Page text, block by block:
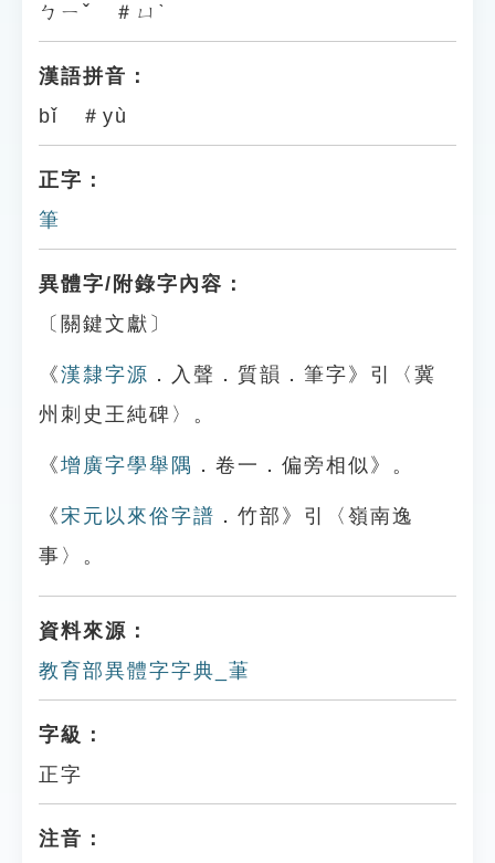
ㄅㄧˇ ＃ㄩˋ
漢語拼音：
bǐ ＃yù
正字：
筆
異體字/附錄字內容：
〔關鍵文獻〕
《漢隸字源 ．入聲．質韻．筆字》引〈冀
州刺史王純碑〉。
《增廣字學舉隅 ．卷一．偏旁相似》。
《宋元以來俗字譜 ．竹部》引〈嶺南逸
事〉。
資料來源：
教育部異體字字典_茟
字級：
正字
注音：